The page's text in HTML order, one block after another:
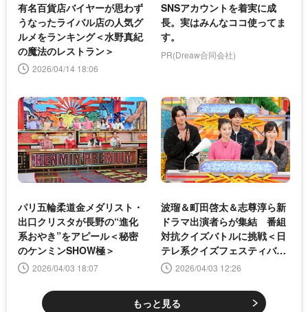
有名百貨店バイヤーが思わず
うなったライバル店の人気グ
ルメをランキング＜水野真紀
の魔法のレストラン＞
2026/04/14 18:06
SNSアカウントを着実に成
長。実はみんなココ使ってま
す。
PR(Dreaw合同会社)
パリ五輪柔道金メダリスト・
出口クリスタが長野の“進化
系おやき”をアピール＜秘密
のケンミンSHOW極＞
2026/04/03 18:07
波瑠＆町田啓太＆志尊淳ら新
ドラマ出演者らが集結 番組
対抗クイズバトルに挑戦＜日
テレ系クイズフェスティバル
2026春＞
2026/04/03 12:26
もっと見る